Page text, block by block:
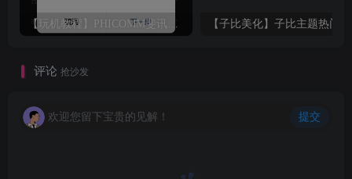
评论 抢沙发
欢迎您留下宝贵的见解！ 提交